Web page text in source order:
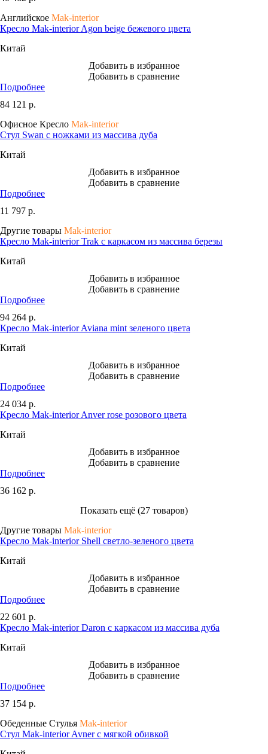
Английское Mak-interior
Кресло Mak-interior Agon beige бежевого цвета
Китай
Добавить в избранное
Добавить в сравнение
Подробнее
84 121 р.
Офисное Кресло Mak-interior
Стул Swan с ножками из массива дуба
Китай
Добавить в избранное
Добавить в сравнение
Подробнее
11 797 р.
Другие товары Mak-interior
Кресло Mak-interior Trak с каркасом из массива березы
Китай
Добавить в избранное
Добавить в сравнение
Подробнее
94 264 р.
Кресло Mak-interior Aviana mint зеленого цвета
Китай
Добавить в избранное
Добавить в сравнение
Подробнее
24 034 р.
Кресло Mak-interior Anver rose розового цвета
Китай
Добавить в избранное
Добавить в сравнение
Подробнее
36 162 р.
Показать ещё (27 товаров)
Другие товары Mak-interior
Кресло Mak-interior Shell светло-зеленого цвета
Китай
Добавить в избранное
Добавить в сравнение
Подробнее
22 601 р.
Кресло Mak-interior Daron с каркасом из массива дуба
Китай
Добавить в избранное
Добавить в сравнение
Подробнее
37 154 р.
Обеденные Стулья Mak-interior
Стул Mak-interior Avner с мягкой обивкой